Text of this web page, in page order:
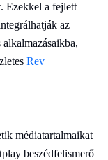
Ezekkel a fejlett
az
Rev
médiatartalmaikat
beszédfelismerő